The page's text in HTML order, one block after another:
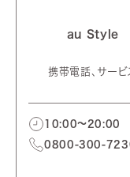
au Style
携帯電話、サービ
10:00～20:00
0800-300-